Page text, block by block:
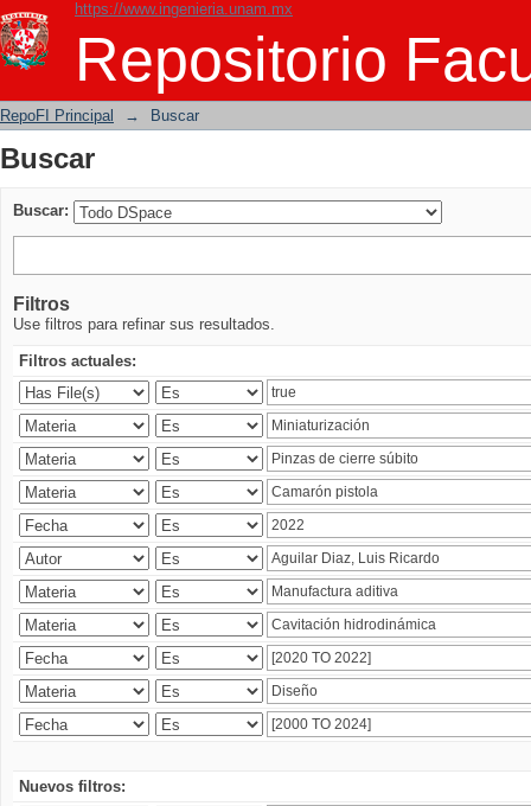
https://www.ingenieria.unam.mx
Repositorio
Buscar
RepoFI Principal → Buscar
Buscar
Buscar:
Filtros
Use filtros para refinar sus resultados.
Filtros actuales:
Nuevos filtros: